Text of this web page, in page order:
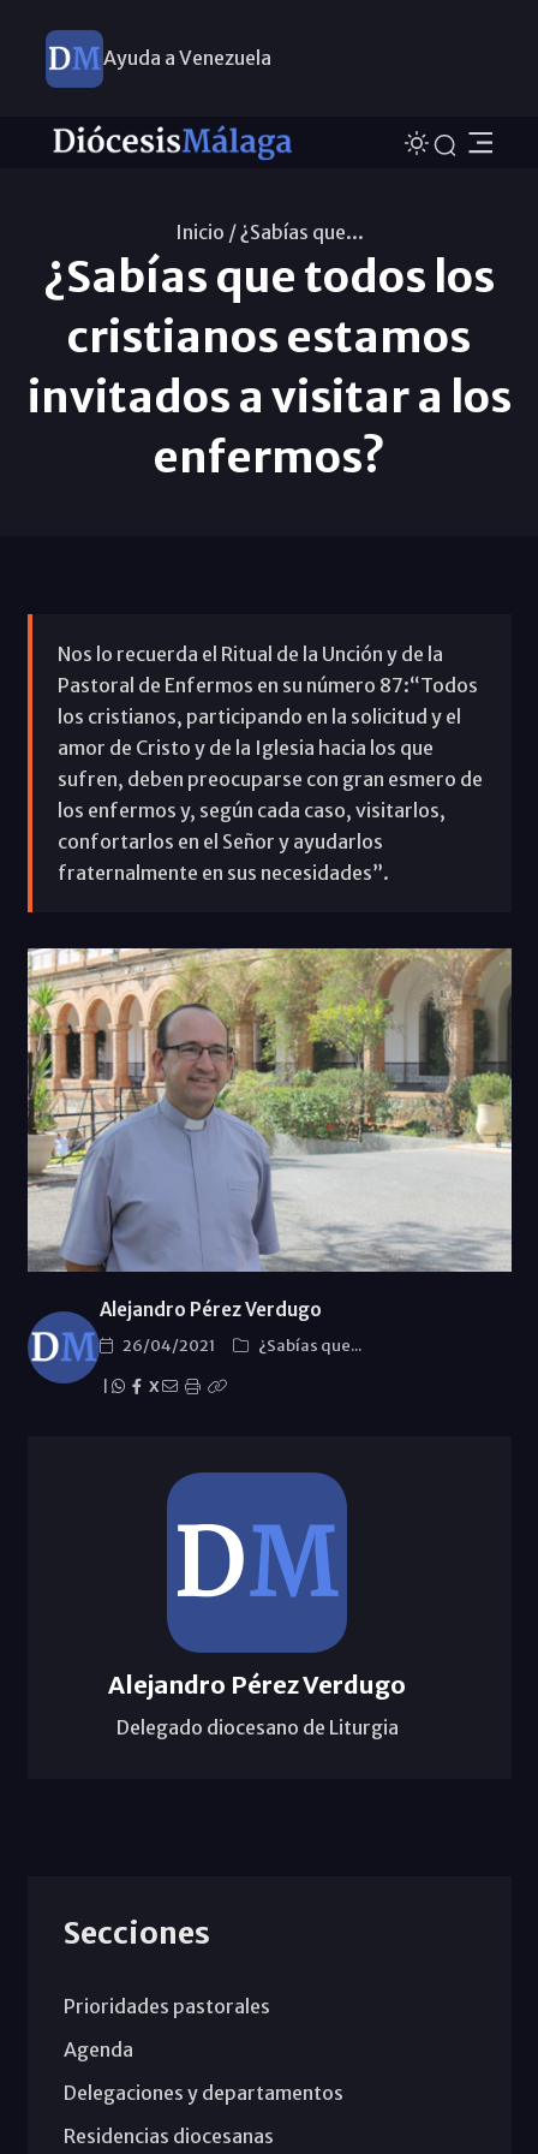
Ayuda a Venezuela
Inicio /¿Sabías que...
¿Sabías que todos los
cristianos estamos
invitados a visitar a los
enfermos?
Nos lo recuerda el Ritual de la Unción y de la
Pastoral de Enfermos en su número 87:“Todos
los cristianos, participando en la solicitud y el
amor de Cristo y de la Iglesia hacia los que
sufren, deben preocuparse con gran esmero de
los enfermos y, según cada caso, visitarlos,
confortarlos en el Señor y ayudarlos
fraternalmente en sus necesidades”.
Alejandro Pérez Verdugo
26/04/2021
¿Sabías que...
X
Alejandro Pérez Verdugo
Delegado diocesano de Liturgia
Secciones
Prioridades pastorales
Agenda
Delegaciones y departamentos
Residencias diocesanas